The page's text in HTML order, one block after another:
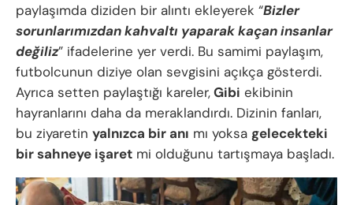
paylaşımda diziden bir alıntı ekleyerek “Bizler
sorunlarımızdan kahvaltı yaparak kaçan insanlar
değiliz” ifadelerine yer verdi. Bu samimi paylaşım,
futbolcunun diziye olan sevgisini açıkça gösterdi.
Ayrıca setten paylaştığı kareler,Gibi ekibinin
hayranlarını daha da meraklandırdı. Dizinin fanları,
bu ziyaretin yalnızca bir anı mı yoksa gelecekteki
bir sahneye işaret mi olduğunu tartışmaya başladı.